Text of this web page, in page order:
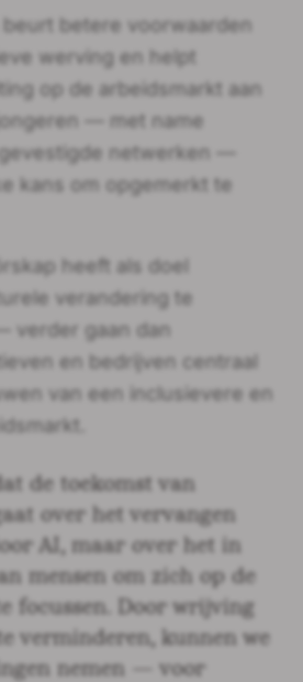
beurt betere voorwaarden
werving en helpt
op de arbeidsmarkt aan
— met name
netwerken —
kans om opgemerkt te
heeft als doel
verandering te
verder gaan dan
en bedrijven centraal
van een inclusievere en
de toekomst van
over het vervangen
AI, maar over het in
mensen om zich op de
focussen. Door wrijving
verminderen, kunnen we
nemen — voor